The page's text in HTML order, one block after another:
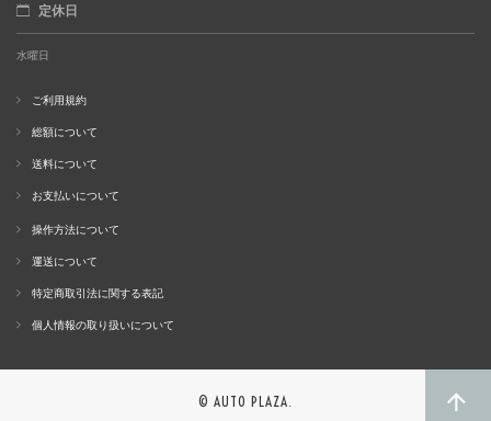
定休日
水曜日
ご利用規約
総額について
送料について
お支払いについて
操作方法について
運送について
特定商取引法に関する表記
個人情報の取り扱いについて
© AUTO PLAZA.